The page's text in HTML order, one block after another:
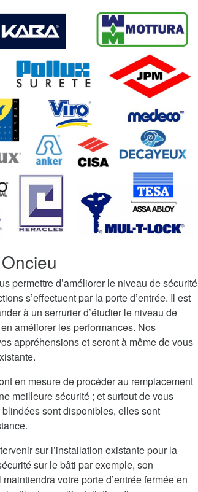
permettre d’améliorer le niveau de sécurité
s’effectuent par la porte d’entrée. Il est
à un serrurier d’étudier le niveau de
améliorer les performances. Nos
appréhensions et seront à même de vous
en mesure de procéder au remplacement
meilleure sécurité ; et surtout de vous
sont disponibles, elles sont
sur l’installation existante pour la
sur le bâti par exemple, son
votre porte d’entrée fermée en